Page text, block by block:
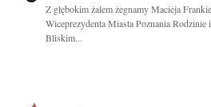
Z głębokim żalem żegnamy Macieja
Wiceprezydenta Miasta Poznania Rodzinie i
Bliskim...